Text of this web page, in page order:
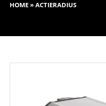
HOME»ACTIERADIUS